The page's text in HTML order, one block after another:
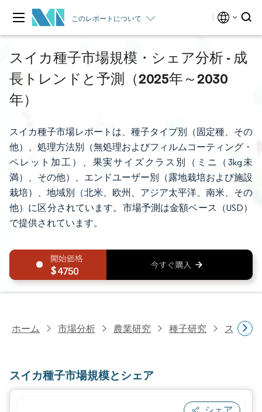
このレポートについて
スイカ種子市場規模・シェア分析 - 成
長トレンドと予測（2025年～2030
年）
スイカ種子市場レポートは、種子タイプ別（固定種、その
他）、処理方法別（無処理およびフィルムコーティング・
ペレット加工）、果実サイズクラス別（ミニ（3kg未
満）、その他）、エンドユーザー別（露地栽培および施設
栽培）、地域別（北米、欧州、アジア太平洋、南米、その
他）に区分されています。市場予測は金額ベース（USD）
で提供されています。
4750
ホーム 市場分析 農業研究 種子研究 スイカ
スイカ種子市場規模とシェア